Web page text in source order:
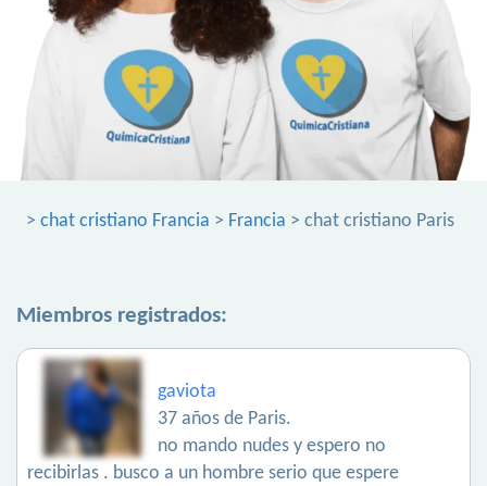
> chat cristiano Francia > Francia > chat cristiano Paris
Miembros registrados:
gaviota
37 años de Paris.
no mando nudes y espero no
recibirlas . busco a un hombre serio que espere